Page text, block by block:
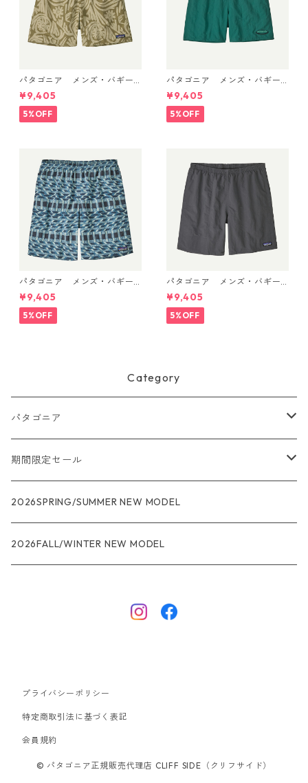
パタゴニア メンズ・バギー
ズ・ショーツ ５インチ 5702
2 Earthen: Weathered Ston
e 日本正規品
¥9,405
5%OFF
パタゴニア メンズ・バギー
ズ・ショーツ ５インチ 5702
2 '95 Oval Logo: Gem Green
日本正規品
¥9,405
5%OFF
パタゴニア メンズ・バギー
ズ・ロング ７インチ Climbi
ng Stripe: Still Blue 58035 P
atagonia Men's Baggies™ L
ongs - 7" 日本正規品
¥9,405
5%OFF
パタゴニア メンズ・バギー
ズ・ロング ７インチ (カラー
Forge Grey w/Forge Grey)
Patagonia Men's Baggies™
Longs - 7"日本正規品 製品
¥9,405
5%OFF
Category
パタゴニア
メンズ
R1
R1エア
ウィメンズ
R1
ジャケット・アウター
スウェットシャツ・フーディ
ボードショーツ
期間限定セール
★★★
レインウェアー
2026SPRING/SUMMER NEW MODEL
2026FALL/WINTER NEW MODEL
プライバシーポリシー
特定商取引法に基づく表記
会員規約
© パタゴニア正規販売代理店 CLIFF SIDE（クリフサイド）